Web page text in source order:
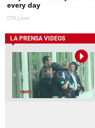
LA PRENSA VIDEOS